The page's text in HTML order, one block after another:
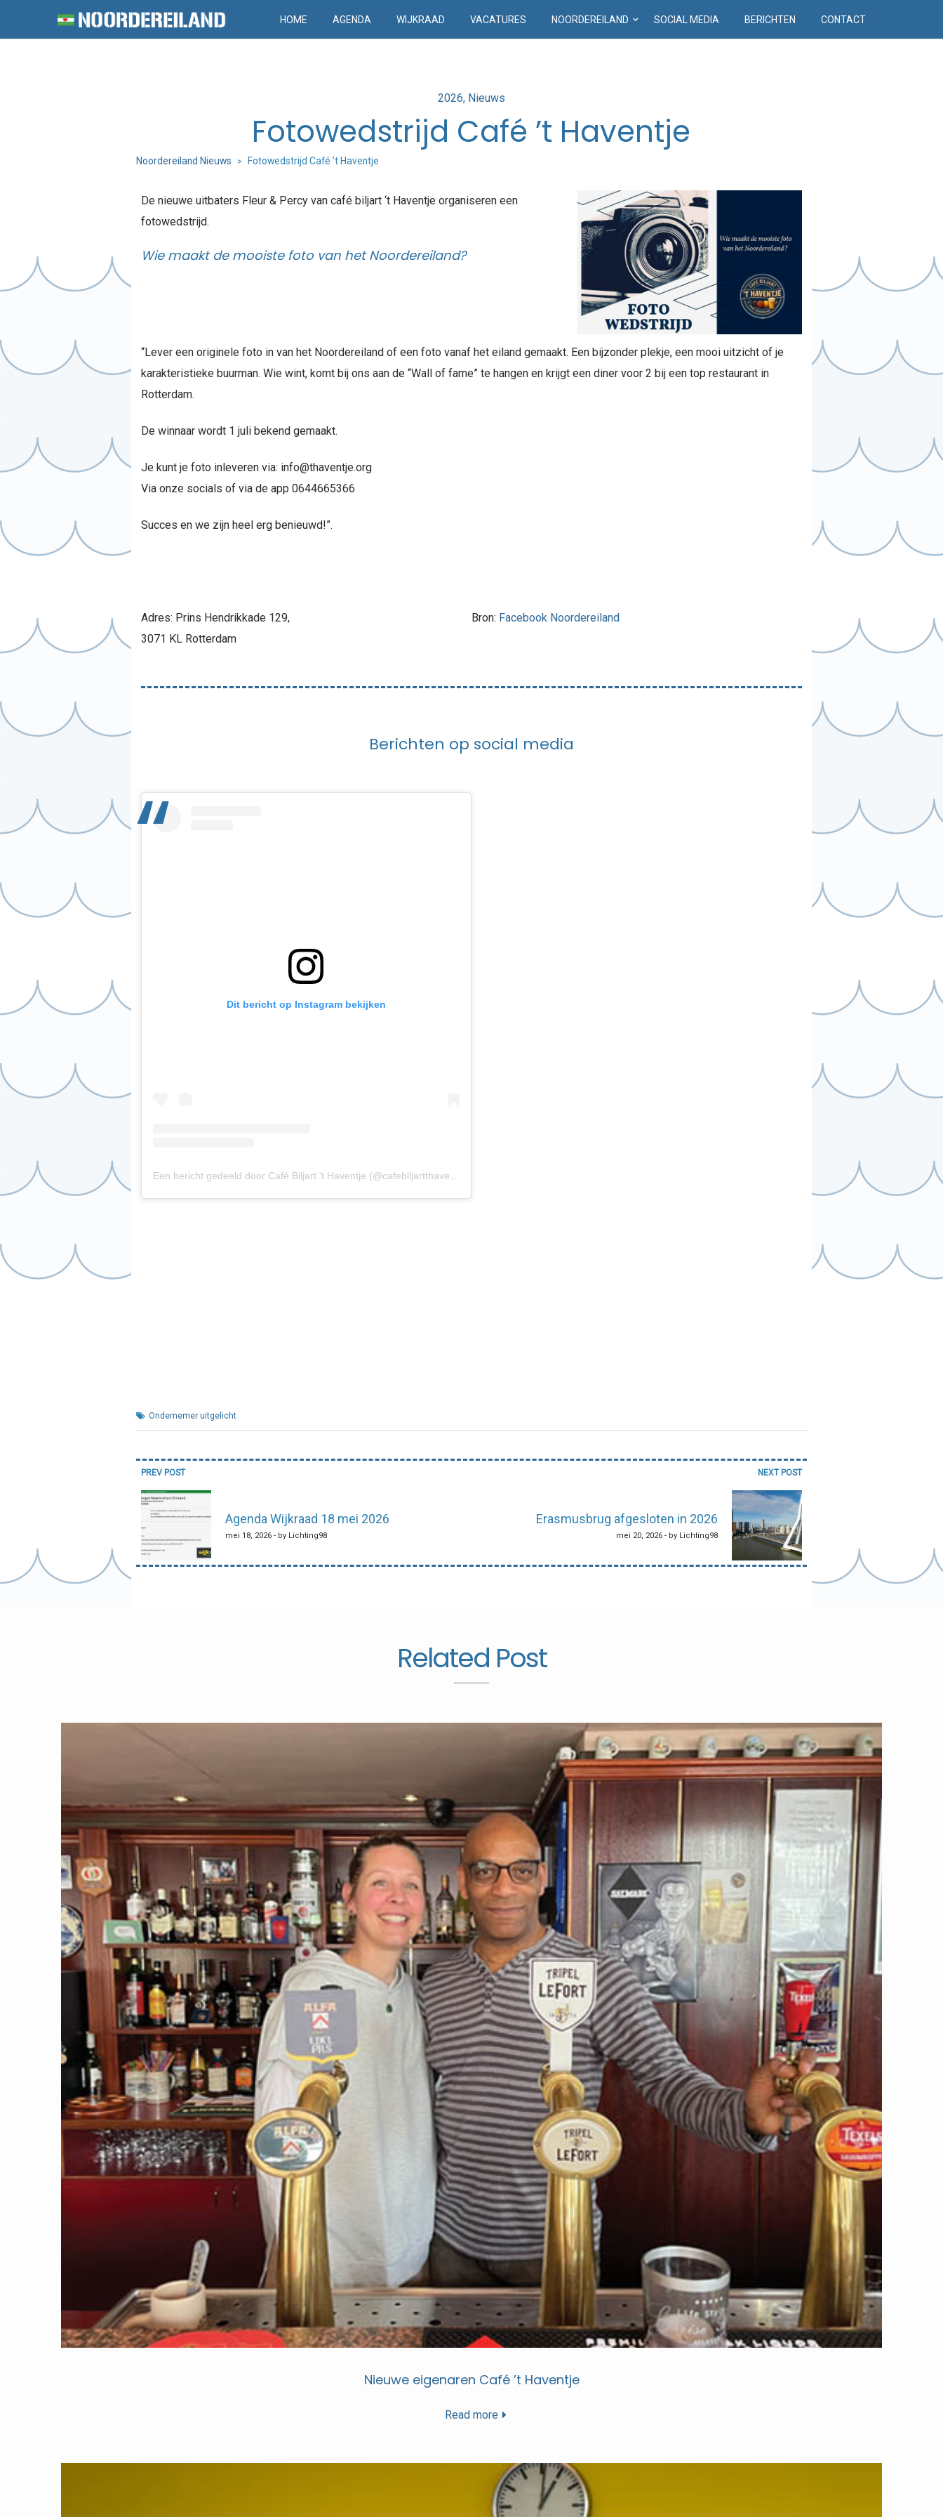
HOME AGENDA WIJKRAAD VACATURES NOORDEREILAND SOCIAL MEDIA BERICHTEN CONTACT
Posted
in
2026 Nieuws
Fotowedstrijd Café ’t Haventje
Noordereiland Nieuws > Fotowedstrijd Café ’t Haventje
De nieuwe uitbaters Fleur & Percy van café biljart ‘t Haventje organiseren een
fotowedstrijd.
Wie maakt de mooiste foto van het Noordereiland?
“Lever een originele foto in van het Noordereiland of een foto vanaf het eiland gemaakt. Een bijzonder plekje, een mooi uitzicht of je
karakteristieke buurman. Wie wint, komt bij ons aan de “Wall of fame” te hangen en krijgt een diner voor 2 bij een top restaurant in
Rotterdam.
De winnaar wordt 1 juli bekend gemaakt.
Je kunt je foto inleveren via: info@thaventje.org
Via onze socials of via de app 0644665366
Succes en we zijn heel erg benieuwd!”.
Adres: Prins Hendrikkade 129,
3071 KL Rotterdam
Bron: Facebook Noordereiland
Berichten op social media
Dit bericht op Instagram bekijken
Ondernemer uitgelicht
Bericht
navigatie
PREV POST
Agenda Wijkraad 18 mei 2026
mei 18, 2026 - by Lichting98
NEXT POST
Erasmusbrug afgesloten in 2026
mei 20, 2026 - by Lichting98
Related Post
Nieuwe eigenaren Café ’t Haventje
Read more